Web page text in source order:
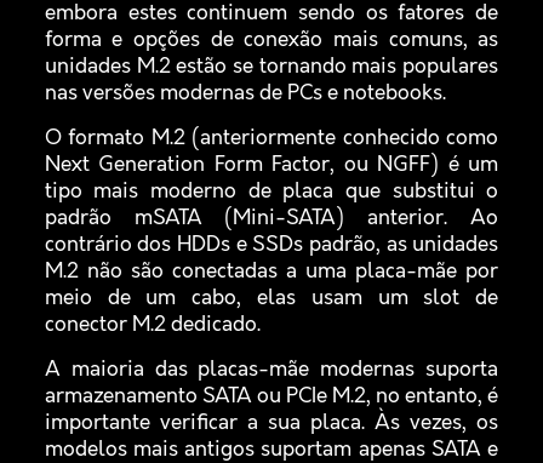
embora estes continuem sendo os fatores de
forma e opções de conexão mais comuns, as
unidades M.2 estão se tornando mais populares
nas versões modernas de PCs e notebooks.
O formato M.2 (anteriormente conhecido como
Next Generation Form Factor, ou NGFF) é um
tipo mais moderno de placa que substitui o
padrão mSATA (Mini-SATA) anterior. Ao
contrário dos HDDs e SSDs padrão, as unidades
M.2 não são conectadas a uma placa-mãe por
meio de um cabo, elas usam um slot de
conector M.2 dedicado.
A maioria das placas-mãe modernas suporta
armazenamento SATA ou PCIe M.2, no entanto, é
importante verificar a sua placa. Às vezes, os
modelos mais antigos suportam apenas SATA e